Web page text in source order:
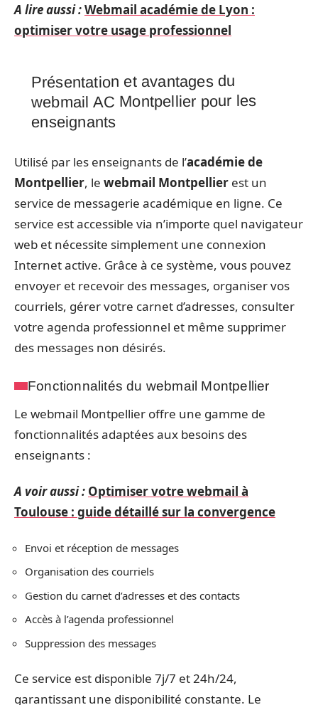
A lire aussi :Webmail académie de Lyon :
optimiser votre usage professionnel
Présentation et avantages du
webmail AC Montpellier pour les
enseignants
Utilisé par les enseignants de l’académie de
Montpellier, le webmail Montpellier est un
service de messagerie académique en ligne. Ce
service est accessible via n’importe quel navigateur
web et nécessite simplement une connexion
Internet active. Grâce à ce système, vous pouvez
envoyer et recevoir des messages, organiser vos
courriels, gérer votre carnet d’adresses, consulter
votre agenda professionnel et même supprimer
des messages non désirés.
Fonctionnalités du webmail Montpellier
Le webmail Montpellier offre une gamme de
fonctionnalités adaptées aux besoins des
enseignants :
A voir aussi : Optimiser votre webmail à
Toulouse : guide détaillé sur la convergence
Envoi et réception de messages
Organisation des courriels
Gestion du carnet d’adresses et des contacts
Accès à l’agenda professionnel
Suppression des messages
Ce service est disponible 7j/7 et 24h/24,
garantissant une disponibilité constante. Le